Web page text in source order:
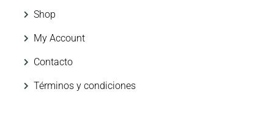
Shop
My Account
Contacto
Términos y condiciones